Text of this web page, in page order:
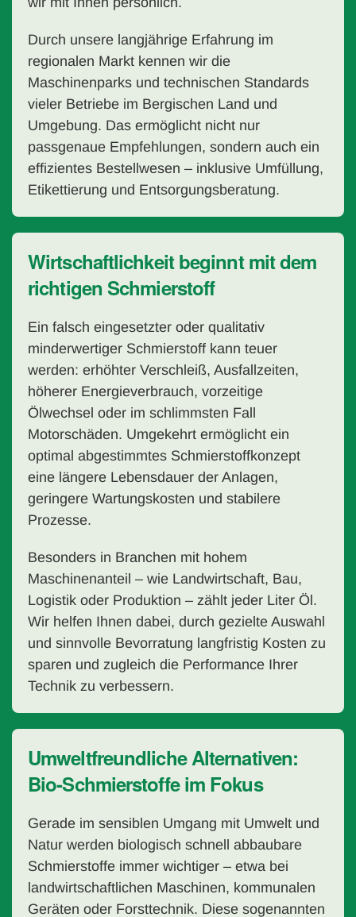
Durch unsere langjährige Erfahrung im
regionalen Markt kennen wir die
Maschinenparks und technischen Standards
vieler Betriebe im Bergischen Land und
Umgebung. Das ermöglicht nicht nur
passgenaue Empfehlungen, sondern auch ein
effizientes Bestellwesen – inklusive Umfüllung,
Etikettierung und Entsorgungsberatung.
Wirtschaftlichkeit beginnt mit dem
richtigen Schmierstoff
Ein falsch eingesetzter oder qualitativ
minderwertiger Schmierstoff kann teuer
werden: erhöhter Verschleiß, Ausfallzeiten,
höherer Energieverbrauch, vorzeitige
Ölwechsel oder im schlimmsten Fall
Motorschäden. Umgekehrt ermöglicht ein
optimal abgestimmtes Schmierstoffkonzept
eine längere Lebensdauer der Anlagen,
geringere Wartungskosten und stabilere
Prozesse.
Besonders in Branchen mit hohem
Maschinenanteil – wie Landwirtschaft, Bau,
Logistik oder Produktion – zählt jeder Liter Öl.
Wir helfen Ihnen dabei, durch gezielte Auswahl
und sinnvolle Bevorratung langfristig Kosten zu
sparen und zugleich die Performance Ihrer
Technik zu verbessern.
Umweltfreundliche Alternativen:
Bio-Schmierstoffe im Fokus
Gerade im sensiblen Umgang mit Umwelt und
Natur werden biologisch schnell abbaubare
Schmierstoffe immer wichtiger – etwa bei
landwirtschaftlichen Maschinen, kommunalen
Geräten oder Forsttechnik. Diese sogenannten